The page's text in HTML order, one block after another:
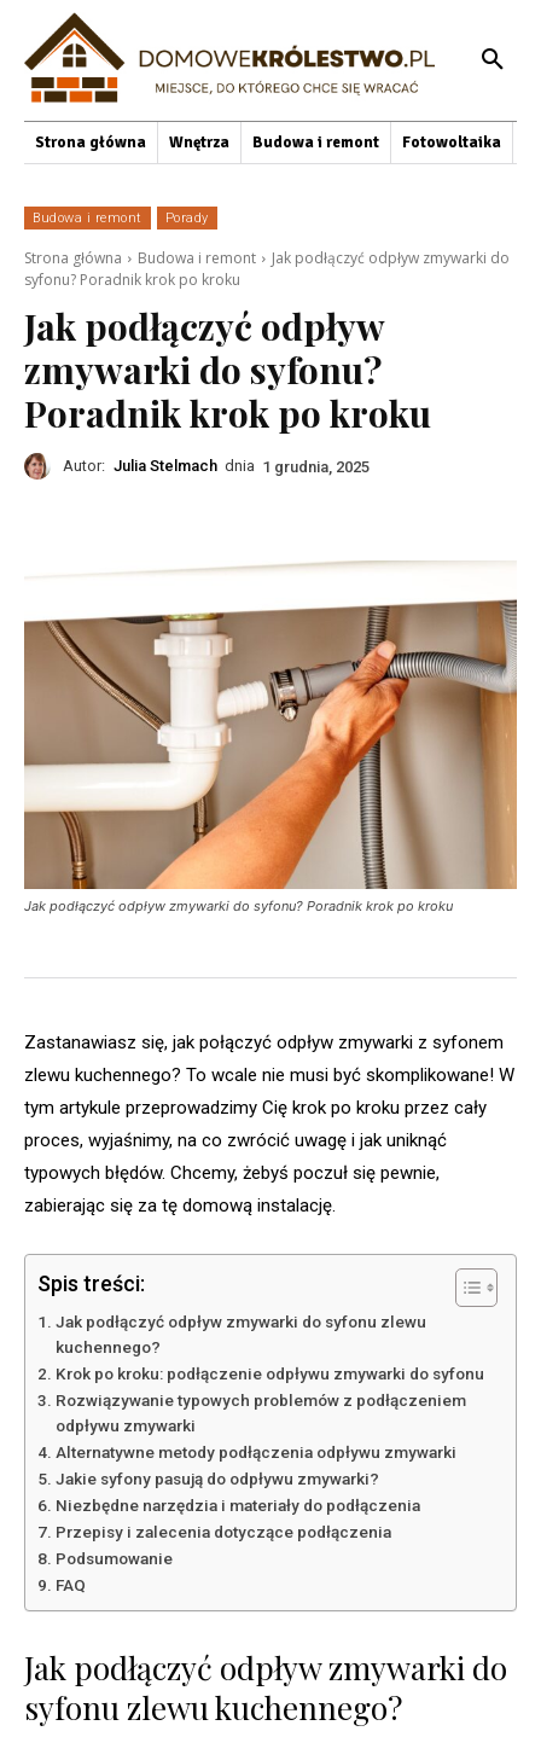
Strona główna Wnętrza Budowa i remont Fotowoltaika
Budowa i remont Porady
Strona główna Budowa i remont
Jak podłączyć odpływ zmywarki do
syfonu? Poradnik krok po kroku
Jak podłączyć odpływ
zmywarki do syfonu?
Poradnik krok po kroku
Autor: Julia Stelmach dnia 1 grudnia, 2025
Jak podłączyć odpływ zmywarki do syfonu? Poradnik krok po kroku
Zastanawiasz się, jak połączyć odpływ zmywarki z syfonem
zlewu kuchennego? To wcale nie musi być skomplikowane! W
tym artykule przeprowadzimy Cię krok po kroku przez cały
proces, wyjaśnimy, na co zwrócić uwagę i jak uniknąć
typowych błędów. Chcemy, żebyś poczuł się pewnie,
zabierając się za tę domową instalację.
Spis treści:
Jak podłączyć odpływ zmywarki do syfonu zlewu
kuchennego?
Krok po kroku: podłączenie odpływu zmywarki do syfonu
Rozwiązywanie typowych problemów z podłączeniem
odpływu zmywarki
Alternatywne metody podłączenia odpływu zmywarki
Jakie syfony pasują do odpływu zmywarki?
Niezbędne narzędzia i materiały do podłączenia
Przepisy i zalecenia dotyczące podłączenia
Podsumowanie
FAQ
Jak podłączyć odpływ zmywarki do
syfonu zlewu kuchennego?